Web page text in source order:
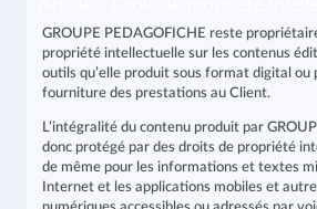
GROUPE PEDAGOFICHE reste
propriété intellectuelle sur les contenus
outils qu’elle produit sous format digital ou
fourniture des prestations au Client.
L’intégralité du contenu produit par
donc protégé par des droits de propriété
de même pour les informations et textes
Internet et les applications mobiles et